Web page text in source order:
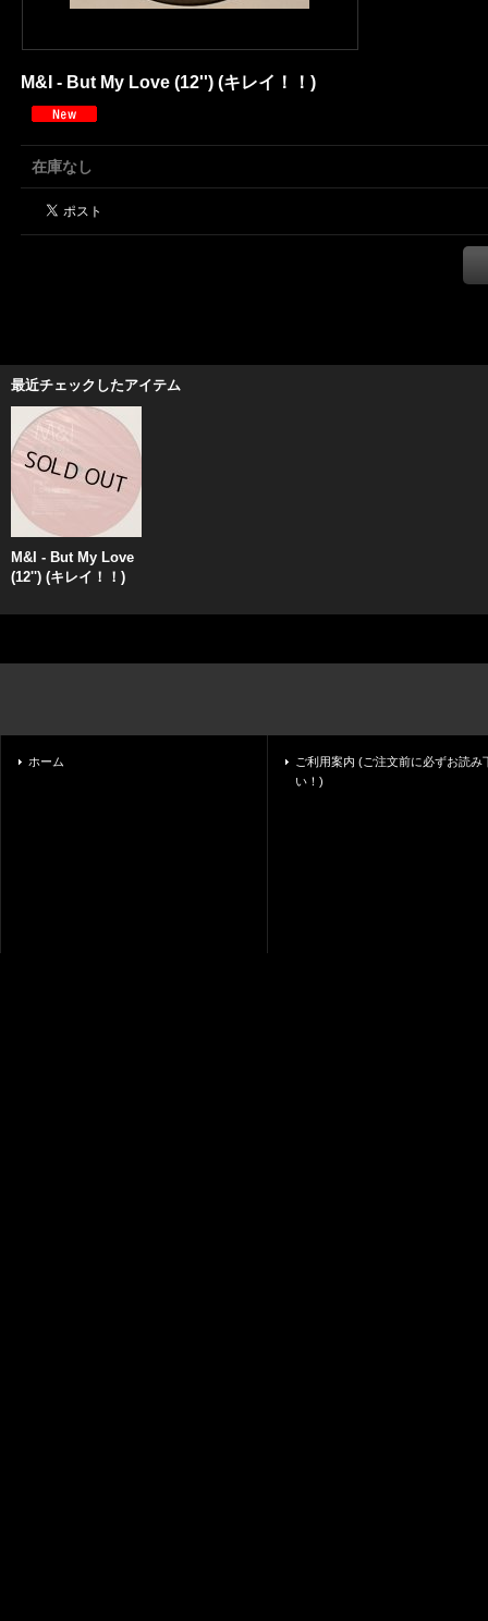
M&I - But My Love (12'') (キレイ！！)
在庫なし
最近チェックしたアイテム
M&I - But My Love
(12'') (キレイ！！)
ホーム
ご利用案内 (ご注文前に必ずお読み
い！)